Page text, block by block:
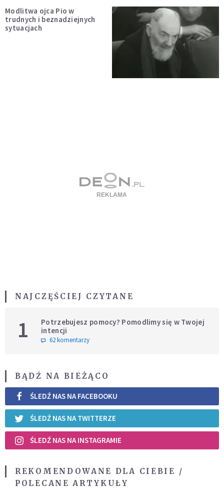
Modlitwa ojca Pio w
trudnych i beznadziejnych
sytuacjach
NAJCZĘŚCIEJ CZYTANE
1
Potrzebujesz pomocy? Pomodlimy się w Twojej
intencji
62 komentarzy
BĄDŹ NA BIEŻĄCO
ŚLEDŹ NAS NA FACEBOOKU
ŚLEDŹ NAS NA TWITTERZE
ŚLEDŹ NAS NA INSTAGRAMIE
REKOMENDOWANE DLA CIEBIE /
POLECANE ARTYKUŁY